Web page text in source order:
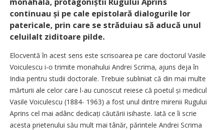
continuau și pe cale epistolară dialogurile lor
patericale, prin care se străduiau să aducă unul
celuilalt ziditoare pilde.
Elocventă în acest sens este scrisoarea pe care doctorul Vasile
Voiculescu i-o trimite monahului Andrei Scrima, ajuns deja în
India pentru studii doctorale. Trebuie subliniat că din mai multe
mărturii ale celor care l-au cunoscut reiese că poetul și medicul
Vasile Voiculescu (1884- 1963) a fost unul dintre mirenii Rugului
Aprins cel mai adânc dedicați căutării isihaste. Iată ce îi scrie
acesta prietenului său mult mai tânăr, părintele Andrei Scrima